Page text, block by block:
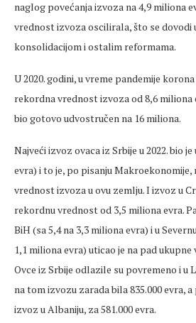
naglog povećanja izvoza na 4,9 miliona
vrednost izvoza oscilirala, što se dovodi
konsolidacijom i ostalim reformama.
U 2020. godini, u vreme pandemije
rekordna vrednost izvoza od 8,6 miliona
bio gotovo udvostručen na 16 miliona.
Najveći izvoz ovaca iz Srbije u 2022. bio
evra) i to je, po pisanju Makroekonomije,
vrednost izvoza u ovu zemlju. I izvoz u
rekordnu vrednost od 3,5 miliona evra.
BiH (sa 5,4 na 3,3 miliona evra) i u
1,1 miliona evra) uticao je na pad
Ovce iz Srbije odlazile su povremeno i u
na tom izvozu zarada bila 835.000 evra,
izvoz u Albaniju, za 581.000 evra.